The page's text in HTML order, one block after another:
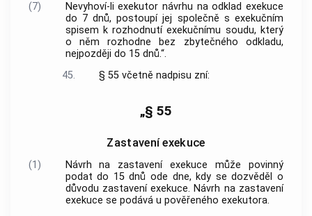
(7)
Nevyhoví-li exekutor návrhu na odklad exekuce
do 7 dnů, postoupí jej společně s exekučním
spisem k rozhodnutí exekučnímu soudu, který
o něm rozhodne bez zbytečného odkladu,
nejpozději do 15 dnů.“.
45.
§ 55 včetně nadpisu zní:
„§ 55
Zastavení exekuce
(1)
Návrh na zastavení exekuce může povinný
podat do 15 dnů ode dne, kdy se dozvěděl o
důvodu zastavení exekuce. Návrh na zastavení
exekuce se podává u pověřeného exekutora.